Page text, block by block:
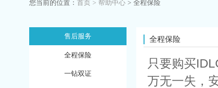
您当前的位置： 首页 > 帮助中心 > 全程保险
售后服务
全程保险
一钻双证
全程保险
只要购买
万无一失，